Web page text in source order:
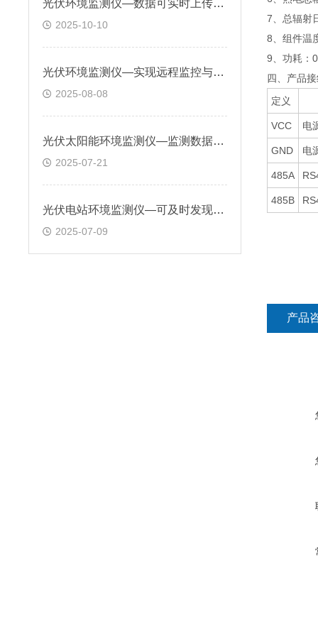
光伏环境监测仪—数据可实时上传至监控平台，支持历史数据查询与趋势分析
2025-10-10
光伏环境监测仪—实现远程监控与智能分析，保障光伏电站安全高效运行
2025-08-08
光伏太阳能环境监测仪—监测数据通过多种通信方式传输，实现远程监控和管理
2025-07-21
光伏电站环境监测仪—可及时发现设备故障隐患，提高电站发电量和经济效益
2025-07-09
7、总辐射
8、组件温
9、功耗：
四、产品
定义
VCC 电
GND 电
485A
485B
产品